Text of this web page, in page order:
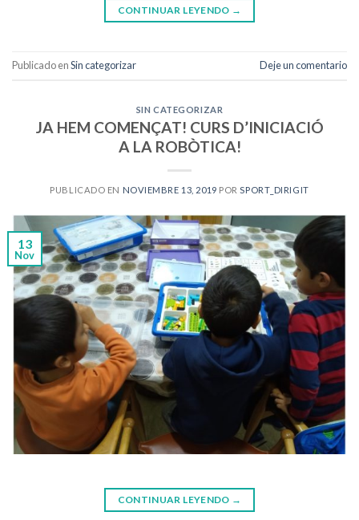
CONTINUAR LEYENDO →
Publicado enSin categorizar Deje un comentario
SIN CATEGORIZAR
JA HEM COMENÇAT! CURS D’INICIACIÓ
A LA ROBÒTICA!
PUBLICADO EN NOVIEMBRE 13, 2019 PORSPORT_DIRIGIT
13
Nov
CONTINUAR LEYENDO →